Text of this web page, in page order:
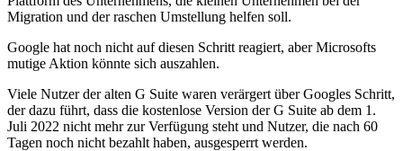
Migration und der raschen Umstellung helfen soll.
Google hat noch nicht auf diesen Schritt reagiert, aber Microsofts
mutige Aktion könnte sich auszahlen.
Viele Nutzer der alten G Suite waren verärgert über Googles Schritt,
der dazu führt, dass die kostenlose Version der G Suite ab dem 1.
Juli 2022 nicht mehr zur Verfügung steht und Nutzer, die nach 60
Tagen noch nicht bezahlt haben, ausgesperrt werden.